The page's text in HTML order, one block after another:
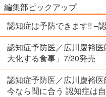
編集部ピックアップ
認知症は予防できます!! –
認知症予防医／広川慶裕
大化する食事」7/20発売
認知症予防医／広川慶裕医
今なら間に合う 認知症は